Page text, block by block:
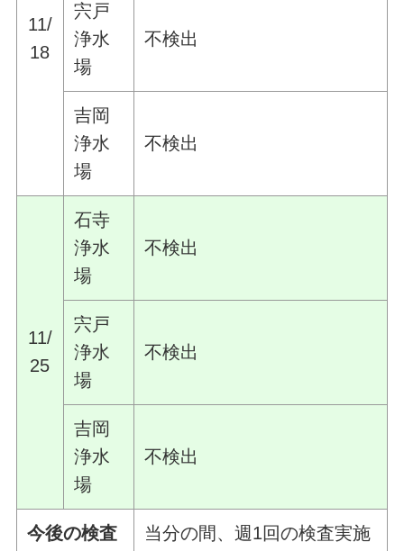
11/
18
宍戸
浄水
場
不検出
吉岡
浄水
場
不検出
11/
25
石寺
浄水
場
不検出
宍戸
浄水
場
不検出
吉岡
浄水
場
不検出
今後の検査
当分の間、週1回の検査実施